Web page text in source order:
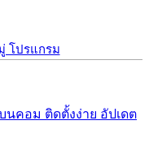
โปรแกรม
นคอม ติดตั้งง่าย อัปเดต